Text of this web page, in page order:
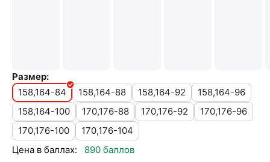
Размер:
158,164-84
158,164-88 158,164-92
158,164-96
158,164-100
170,176-88 170,176-92
170,176-96
170,176-100
170,176-104
Цена в баллах:
890 баллов